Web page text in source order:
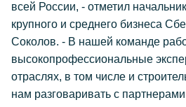
всей России, - отметил
крупного и среднего бизнеса
Соколов. - В нашей команде
высокопрофессиональные
отраслях, в том числе и
нам разговаривать с